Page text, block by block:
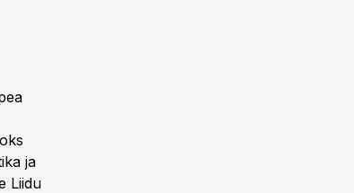
ja
Liidu